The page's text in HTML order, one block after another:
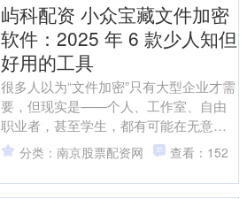
屿科配资 小众宝藏文件加密
软件：2025 年 6 款少人知但
好用的工具
很多人以为“文件加密”只有大型企业才需
要，但现实是——个人、工作室、自由
职业者，甚至学生，都有可能在无意间
泄露资料。市面上常见的软件功能五花
八门，却往往臃肿难用....
分类：南京股票配资网 查看：152